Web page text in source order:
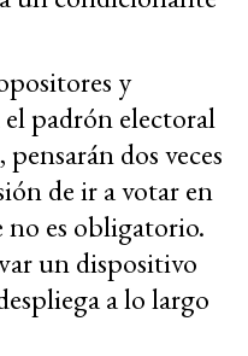
y
padrón electoral
dos veces
de ir a votar en
no es obligatorio.
un dispositivo
a lo largo